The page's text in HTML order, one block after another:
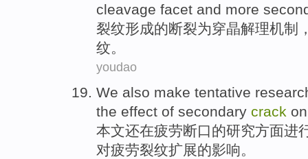
cleavage facet and more
裂纹形成的断裂为穿晶解理机制
纹。
youdao
We also make tentative
the effect of secondary crack on
本文还在疲劳断口的研究方面进
对疲劳裂纹扩展的影响。